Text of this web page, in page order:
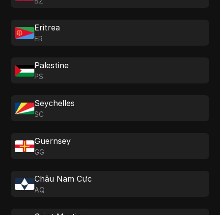
Eritrea
ER
Palestine
PS
Seychelles
SC
Guernsey
GG
Châu Nam Cực
AQ